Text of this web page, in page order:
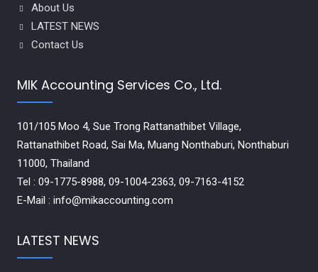
About Us
LATEST NEWS
Contact Us
MIK Accounting Services Co., Ltd.
101/105 Moo 4, Sue Trong Rattanathibet Village,
Rattanathibet Road, Sai Ma, Muang Nonthaburi, Nonthaburi
11000, Thailand
Tel : 09-1775-8988, 09-1004-2363, 09-7163-4152
E-Mail : info@mikaccounting.com
LATEST NEWS